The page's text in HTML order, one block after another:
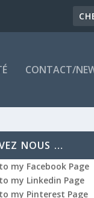
CONTACT/
NOUS …